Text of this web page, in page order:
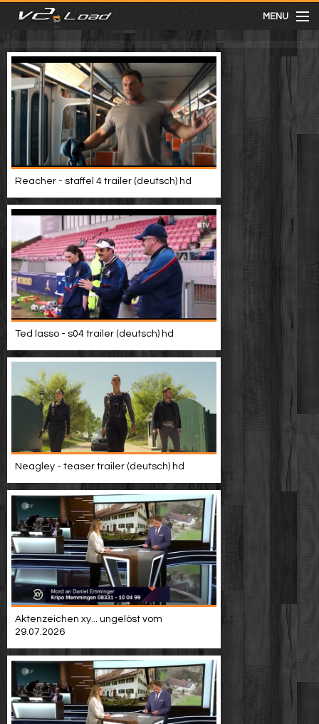
MENU
meist gesehen
neuste
kategorien
Menu
mit facebook anmelden
Informationen
Video suchen
Reacher - staffel 4 trailer (deutsch) hd
Ted lasso - s04 trailer (deutsch) hd
Neagley - teaser trailer (deutsch) hd
Aktenzeichen xy... ungelöst vom
29.07.2026